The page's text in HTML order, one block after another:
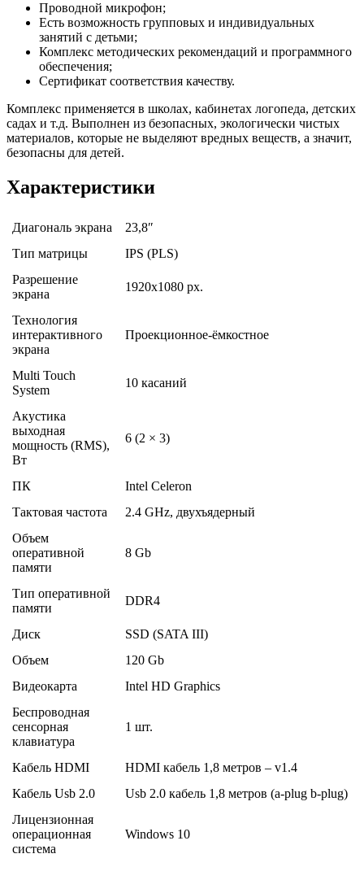
Проводной микрофон;
Есть возможность групповых и индивидуальных
занятий с детьми;
Комплекс методических рекомендаций и программного
обеспечения;
Сертификат соответствия качеству.
Комплекс применяется в школах, кабинетах логопеда, детских
садах и т.д. Выполнен из безопасных, экологически чистых
материалов, которые не выделяют вредных веществ, а значит,
безопасны для детей.
Характеристики
Диагональ экрана
23,8″
Тип матрицы
IPS (PLS)
Разрешение
экрана
1920х1080 px.
Технология
интерактивного
экрана
Проекционное-ёмкостное
Multi Touch
System
10 касаний
Акустика
выходная
мощность (RMS),
Вт
6 (2 × 3)
ПК
Intel Celeron
Тактовая частота
2.4 GHz, двухъядерный
Объем
оперативной
памяти
8 Gb
Тип оперативной
памяти
DDR4
Диск
SSD (SATA III)
Объем
120 Gb
Видеокарта
Intel HD Graphics
Беспроводная
сенсорная
клавиатура
1 шт.
Кабель HDMI
HDMI кабель 1,8 метров – v1.4
Кабель Usb 2.0
Usb 2.0 кабель 1,8 метров (a-plug b-plug)
Лицензионная
операционная
система
Windows 10